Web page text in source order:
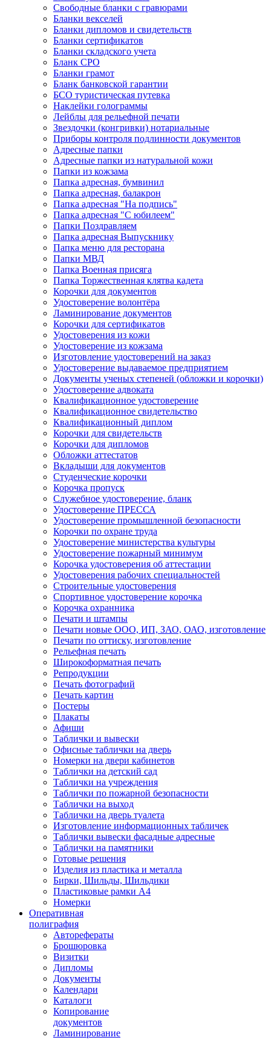
Свободные бланки с гравюрами
Бланки векселей
Бланки дипломов и свидетельств
Бланки сертификатов
Бланки складского учета
Бланк СРО
Бланки грамот
Бланк банковской гарантии
БСО туристическая путевка
Наклейки голограммы
Лейблы для рельефной печати
Звездочки (конгривки) нотариальные
Приборы контроля подлинности документов
Адресные папки
Адресные папки из натуральной кожи
Папки из кожзама
Папка адресная, бумвинил
Папка адресная, балакрон
Папка адресная "На подпись"
Папка адресная "C юбилеем"
Папки Поздравляем
Папка адресная Выпускнику
Папка меню для ресторана
Папки МВД
Папка Военная присяга
Папка Торжественная клятва кадета
Корочки для документов
Удостоверение волонтёра
Ламинирование документов
Корочки для сертификатов
Удостоверения из кожи
Удостоверение из кожзама
Изготовление удостоверений на заказ
Удостоверение выдаваемое предприятием
Документы ученых степеней (обложки и корочки)
Удостоверение адвоката
Квалификационное удостоверение
Квалификационное свидетельство
Квалификационный диплом
Корочки для свидетельств
Корочки для дипломов
Обложки аттестатов
Вкладыши для документов
Студенческие корочки
Корочка пропуск
Служебное удостоверение, бланк
Удостоверение ПРЕССА
Удостоверение промышленной безопасности
Корочки по охране труда
Удостоверение министерства культуры
Удостоверение пожарный минимум
Корочка удостоверения об аттестации
Удостоверения рабочих специальностей
Строительные удостоверения
Спортивное удостоверение корочка
Корочка охранника
Печати и штампы
Печати новые ООО, ИП, ЗАО, ОАО, изготовление
Печати по оттиску, изготовление
Рельефная печать
Широкоформатная печать
Репродукции
Печать фотографий
Печать картин
Постеры
Плакаты
Афиши
Таблички и вывески
Офисные таблички на дверь
Номерки на двери кабинетов
Таблички на детский сад
Таблички на учреждения
Таблички по пожарной безопасности
Таблички на выход
Таблички на дверь туалета
Изготовление информационных табличек
Таблички вывески фасадные адресные
Таблички на памятники
Готовые решения
Изделия из пластика и металла
Бирки, Шильды, Шильдики
Пластиковые рамки А4
Номерки
Оперативная
полиграфия
Авторефераты
Брошюровка
Визитки
Дипломы
Документы
Календари
Каталоги
Копирование
документов
Ламинирование